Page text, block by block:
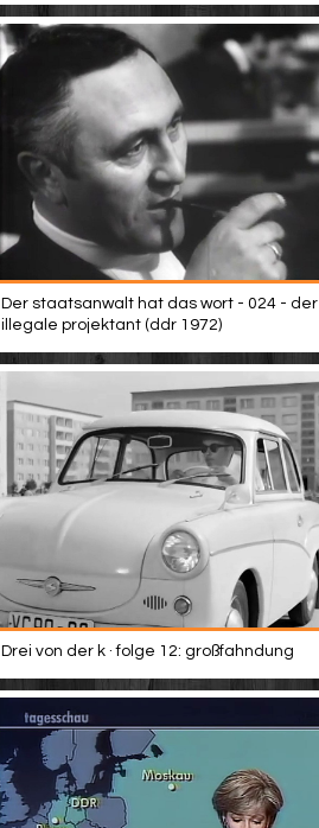
Der staatsanwalt hat das wort - 024 - der
illegale projektant (ddr 1972)
Drei von der k · folge 12: großfahndung